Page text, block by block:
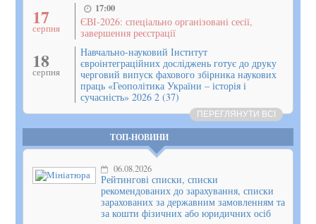
17
серпня
17:00
ЄВІ-2026: спеціально організовані сесії,
завершення реєстрації
18
серпня
Навчально-науковий Інститут
євроінтеграційних досліджень готує до друку
черговий випуск фахового збірника наукових
праць «Геополітика України – історія і
сучасність» 2026 2 (37)
ПЕРЕГЛЯНУТИ ВСІ
ТОП-НОВИНИ
06.08.2026
Рейтингові списки, списки
рекомендованих до зарахування, списки
зарахованих за державним замовленням та
за кошти фізичних або юридичних осіб